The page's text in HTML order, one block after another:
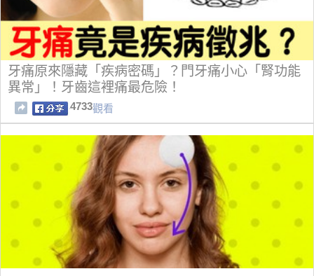
牙痛原來隱藏「疾病密碼」？門牙痛小心「腎功能
異常」！牙齒這裡痛最危險！
4733觀看